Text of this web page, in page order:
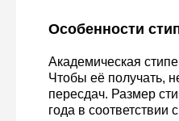
Особенности
Академическая
Чтобы её получать,
пересдач. Размер
года в соответствии